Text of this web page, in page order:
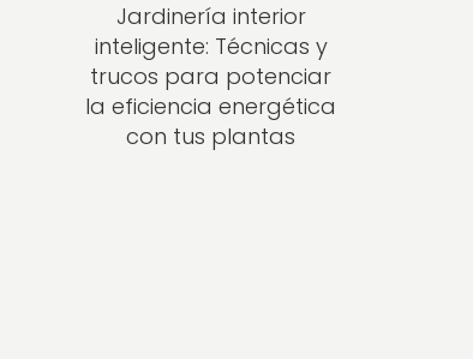
Jardinería interior
inteligente: Técnicas y
trucos para potenciar
la eficiencia energética
con tus plantas